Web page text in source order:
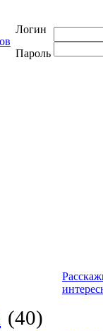
Логин
Пароль
(40)